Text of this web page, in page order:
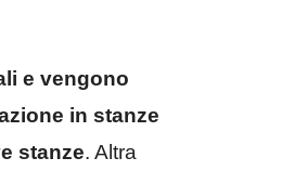
e vengono
in stanze
stanze. Altra